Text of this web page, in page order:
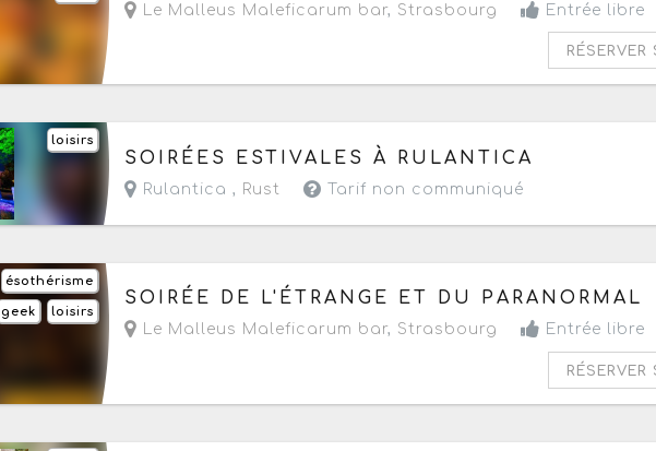
Le Malleus Maleficarum bar, Strasbourg Entrée libre
loisirs
Du vendredi 7 au samedi 15 août 2026
SOIRÉES ESTIVALES À RULANTICA
Rulantica , Rust Tarif non communiqué
ésothérisme
loisirs
geek
Le samedi 8 août 2026 à partir de 20h
SOIRÉE DE L'ÉTRANGE ET DU PARANORMAL
Le Malleus Maleficarum bar, Strasbourg Entrée libre